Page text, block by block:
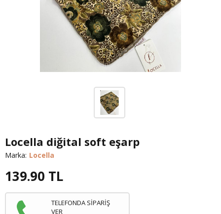
Locella diğital soft eşarp
Marka: Locella
139.90 TL
TELEFONDA SİPARİŞ
VER